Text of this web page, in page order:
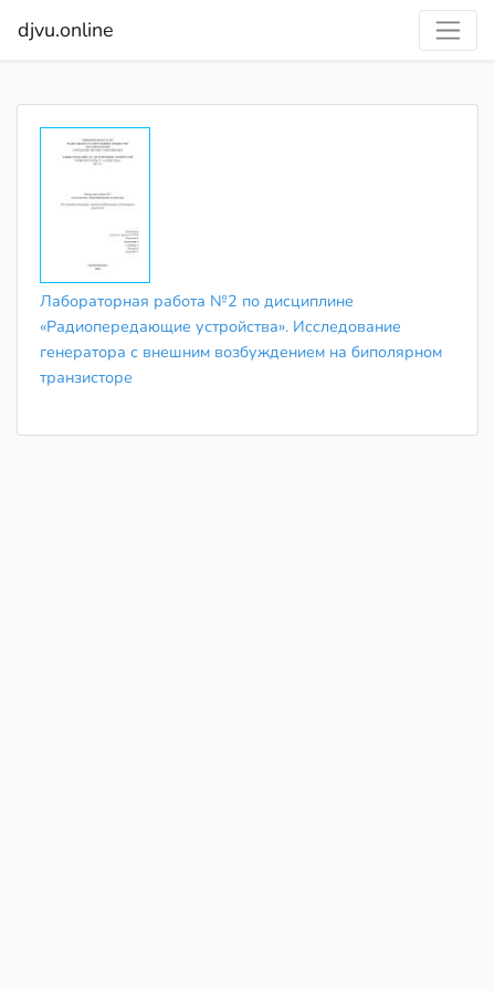
djvu.online
Лабораторная работа №2 по дисциплине
«Радиопередающие устройства». Исследование
генератора с внешним возбуждением на биполярном
транзисторе